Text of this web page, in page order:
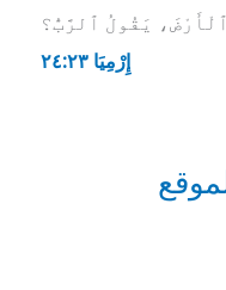
يَقُولُ ٱلرَّبُّ؟
إِرْمِيَا ٢٣:‏٢٤